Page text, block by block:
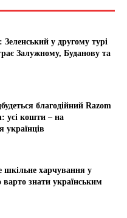
у другому турі
Залужному, Буданову та
благодійний Razom
усі кошти – на
українців
шкільне харчування у
варто знати українським